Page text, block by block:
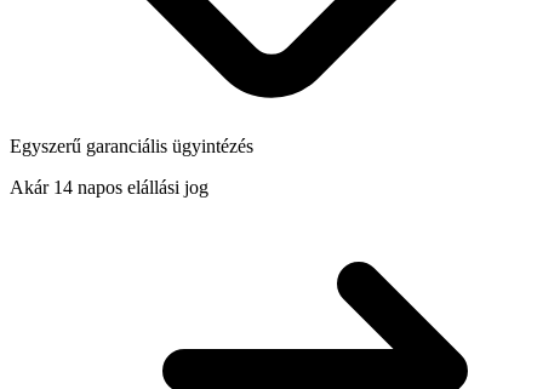
Egyszerű garanciális ügyintézés
Akár 14 napos elállási jog